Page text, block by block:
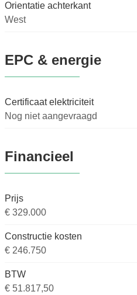
Orientatie achterkant
West
EPC & energie
Certificaat elektriciteit
Nog niet aangevraagd
Financieel
Prijs
€ 329.000
Constructie kosten
€ 246.750
BTW
€ 51.817,50